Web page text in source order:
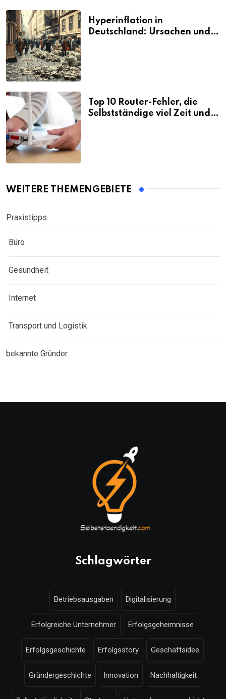
Hyperinflation in
Deutschland: Ursachen und
Top 10 Router-Fehler, die
Selbstständige viel Zeit und
WEITERE THEMENGEBIETE
Praxistipps
Büro
Gesundheit
Internet
Transport und Logistik
bekannte Gründer
Schlagwörter
Betriebsausgaben Digitalisierung
Erfolgreiche Unternehmer Erfolgsgeheimnisse
Erfolgsgeschichte Erfolgsstory Geschäftsidee
Gründergeschichte Innovation Nachhaltigkeit